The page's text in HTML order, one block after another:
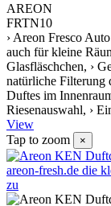
AREON
FRTN10
› Areon Fresco
auch für kleine
Glasfläschchen, ›
natürliche Filterung
Duftes im
Riesenauswahl, ›
View
Tap to zoom
×